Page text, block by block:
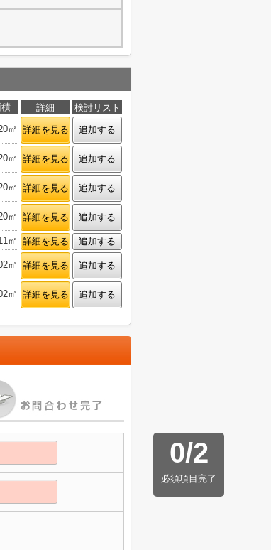
詳細
検討リスト
㎡ 詳細を見る 追加する
㎡ 詳細を見る 追加する
㎡ 詳細を見る 追加する
㎡ 詳細を見る 追加する
㎡ 詳細を見る 追加する
㎡ 詳細を見る 追加する
㎡ 詳細を見る 追加する
0/2
必須項目完了